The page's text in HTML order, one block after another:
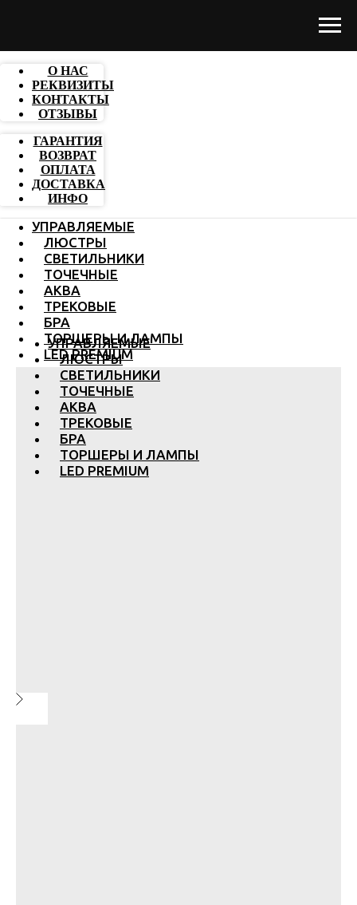
О НАС
РЕКВИЗИТЫ
КОНТАКТЫ
ОТЗЫВЫ
ГАРАНТИЯ
ВОЗВРАТ
ОПЛАТА
ДОСТАВКА
ИНФО
УПРАВЛЯЕМЫЕ
ЛЮСТРЫ
СВЕТИЛЬНИКИ
ТОЧЕЧНЫЕ
АКВА
ТРЕКОВЫЕ
БРА
ТОРШЕРЫ И ЛАМПЫ
LED PREMIUM
УПРАВЛЯЕМЫЕ
ЛЮСТРЫ
СВЕТИЛЬНИКИ
ТОЧЕЧНЫЕ
АКВА
ТРЕКОВЫЕ
БРА
ТОРШЕРЫ И ЛАМПЫ
LED PREMIUM